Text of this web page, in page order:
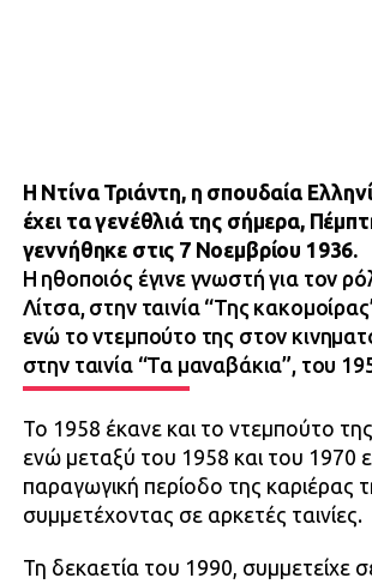
Η Ντίνα Τριάντη, η σπουδαία
έχει τα γενέθλιά της σήμερα,
γεννήθηκε στις 7 Νοεμβρίου 1936.
Η ηθοποιός έγινε γνωστή για τον
Λίτσα, στην ταινία “Της
ενώ το ντεμπούτο της στον
στην ταινία “Τα μαναβάκια”, του
Το 1958 έκανε και το ντεμπούτο
ενώ μεταξύ του 1958 και του 1970
παραγωγική περίοδο της καριέρας
συμμετέχοντας σε αρκετές ταινίες.
Τη δεκαετία του 1990, συμμετείχε